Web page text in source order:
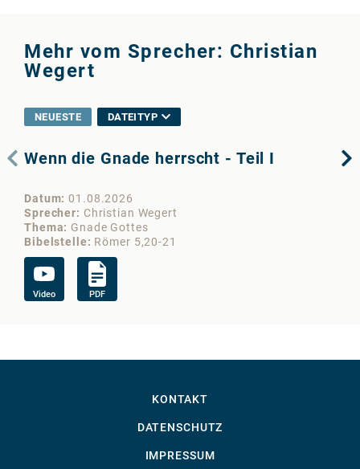
Mehr vom Sprecher: Christian
Wegert
NEUESTE DATEITYP
Wenn die Gnade herrscht - Teil I
Datum 01.08.2026
Sprecher
Christian Wegert
Thema
Gnade Gottes
Bibelstelle
Römer 5,20-21
Video PDF
KONTAKT
DATENSCHUTZ
IMPRESSUM